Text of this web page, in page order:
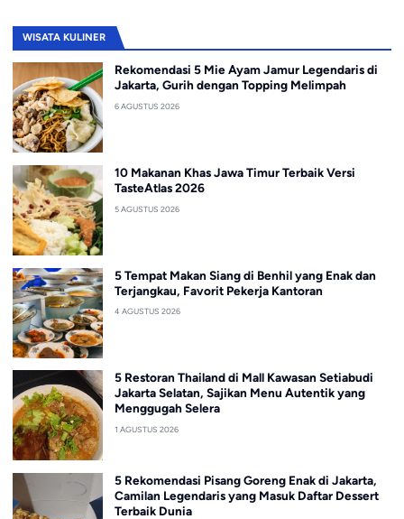
WISATA KULINER
Rekomendasi 5 Mie Ayam Jamur Legendaris di
Jakarta, Gurih dengan Topping Melimpah
6 AGUSTUS 2026
10 Makanan Khas Jawa Timur Terbaik Versi
TasteAtlas 2026
5 AGUSTUS 2026
5 Tempat Makan Siang di Benhil yang Enak dan
Terjangkau, Favorit Pekerja Kantoran
4 AGUSTUS 2026
5 Restoran Thailand di Mall Kawasan Setiabudi
Jakarta Selatan, Sajikan Menu Autentik yang
Menggugah Selera
1 AGUSTUS 2026
5 Rekomendasi Pisang Goreng Enak di Jakarta,
Camilan Legendaris yang Masuk Daftar Dessert
Terbaik Dunia